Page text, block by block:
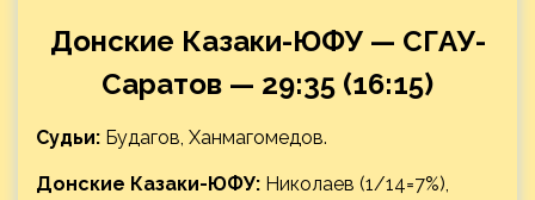
Донские Казаки-ЮФУ — СГАУ-
Саратов — 29:35 (16:15)
Судьи: Будагов, Ханмагомедов.
Донские Казаки-ЮФУ: Николаев (1/14=7%),